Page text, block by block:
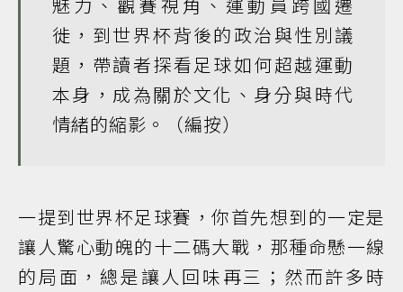
徙，到世界杯背後的政治與性別議
題，帶讀者探看足球如何超越運動
本身，成為關於文化、身分與時代
情緒的縮影。（編按）
一提到世界杯足球賽，你首先想到的一定是
讓人驚心動魄的十二碼大戰，那種命懸一線
的局面，總是讓人回味再三；然而許多時